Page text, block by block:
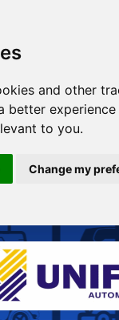
and other
better
to you.
Change my